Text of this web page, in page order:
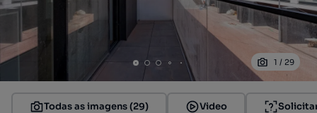
1 / 29
Todas as imagens (29) Video